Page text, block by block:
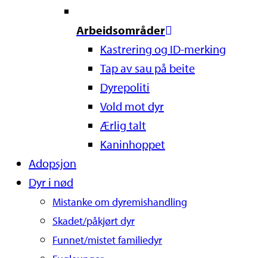
Arbeidsområder
Kastrering og ID-merking
Tap av sau på beite
Dyrepoliti
Vold mot dyr
Ærlig talt
Kaninhoppet
Adopsjon
Dyr i nød
Mistanke om dyremishandling
Skadet/påkjørt dyr
Funnet/mistet familiedyr